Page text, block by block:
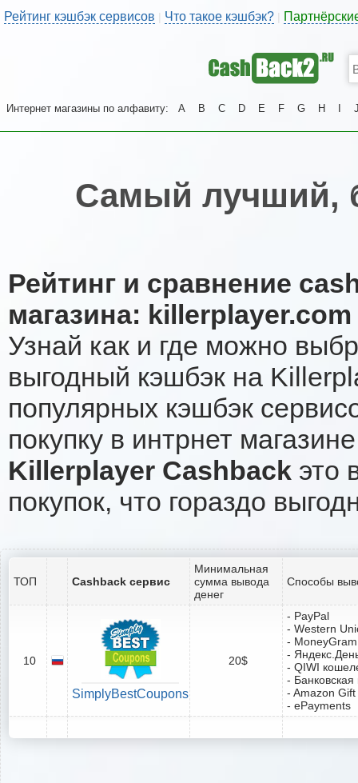
Рейтинг кэшбэк сервисов | Что такое кэшбэк?
Интернет магазины по алфавиту: A B C D E F G H
Самый лучший,
Рейтинг и сравнение
магазина: killerplayer.com
Узнай как и где можно
выгодный кэшбэк на
популярных кэшбэк
покупку в интрнет
Killerplayer Cashback это
покупок, что гораздо
ТОП Cashback сервис
Минимальная
сумма вывода
денег
Способы
10
SimplyBestCoupons
20$
- PayPal
- Western
- MoneyGram
-
- QIWI
-
- Amazon
- ePayments